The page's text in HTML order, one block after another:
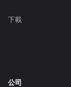
下載
公司